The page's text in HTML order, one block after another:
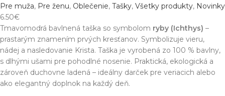
Pre muža, Pre ženu, Oblečenie, Tašky, Všetky produkty, Novinky
6.50€
Tmavomodrá bavlnená taška so symbolom ryby (Ichthys) –
prastarým znamením prvých kresťanov. Symbolizuje vieru,
nádej a nasledovanie Krista. Taška je vyrobená zo 100 % bavlny,
s dlhými ušami pre pohodlné nosenie. Praktická, ekologická a
zároveň duchovne ladená – ideálny darček pre veriacich alebo
ako elegantný doplnok na každý deň.